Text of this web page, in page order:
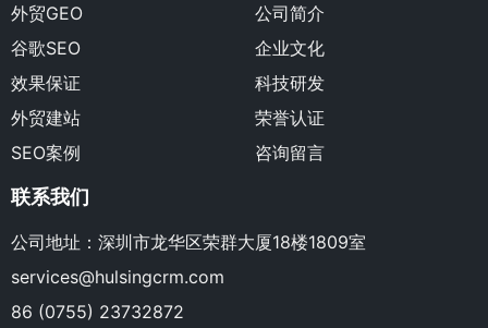
外贸GEO
谷歌SEO
效果保证
外贸建站
SEO案例
公司简介
企业文化
科技研发
荣誉认证
咨询留言
联系我们
公司地址：深圳市龙华区荣群大厦18楼1809室
services@hulsingcrm.com
86 (0755) 23732872